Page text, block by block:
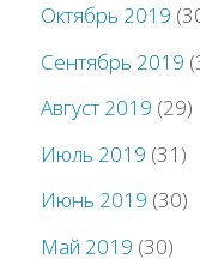
Октябрь 2019
Сентябрь 2019
Август 2019 (29)
Июль 2019 (31)
Июнь 2019 (30)
Май 2019 (30)